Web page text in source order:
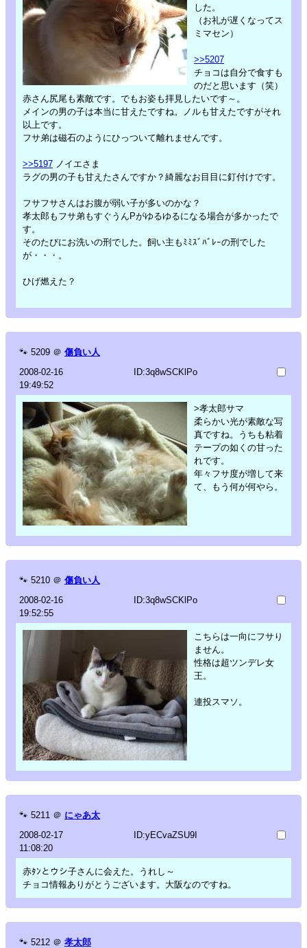
した。
（お礼が遅くなってス
ミマセン）
>>5207
チョコは自分で食すも
のだと思います（笑）
赤さん尻尾も素敵です。でもお姿も拝見したいです～。
メインの男の子は本当に甘えたですね。ノルも甘えたですがそれ
以上です。
フサ弟は磁石のようにひっついて離れませんです。
>>5197 ノイエさま
ラグの男の子も甘えたさんですか？綺麗なお目目に釘付けです。
フサフサさんはお腹が弱い子が多いのかな？
孝太郎もフサ弟もすぐうんPがゆるゆるになる場合が多かったで
す。
そのたびにお洗いの刑でした。飼い主もﾐﾐｽﾞﾊﾞﾚｰの刑でした
が・・・。
ひげ燃えた？
🐾 5209 ＠ 傷負い人
2008-02-16
19:49:52
ID:3q8wSCKlPo
>孝太郎サマ
柔らかい光が素敵な写
真ですね。うちも粘着
テープの如くの甘った
れです。
年々フサ度が増して来
て、もう何が何やら。
🐾 5210 ＠ 傷負い人
2008-02-16
19:52:55
ID:3q8wSCKlPo
こちらは一向にフサり
ません。
性格は超ツンデレ女
王。
連投スマソ。
🐾 5211 ＠ にゃあ太
2008-02-17
11:08:20
ID:yECvaZSU9I
赤ﾀﾝとウシ子さんに会えた。うれし～
チョコ情報ありがとうございます。大阪なのですね。
🐾 5212 ＠ 孝太郎